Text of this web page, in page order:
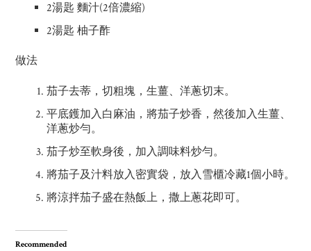
2湯匙 麵汁(2倍濃縮)
2湯匙 柚子酢
做法
茄子去蒂，切粗塊，生薑、洋蔥切末。
平底鑊加入白麻油，將茄子炒香，然後加入生薑、
洋蔥炒勻。
茄子炒至軟身後，加入調味料炒勻。
將茄子及汁料放入密實袋，放入雪櫃冷藏1個小時。
將涼拌茄子盛在熱飯上，撒上蔥花即可。
Recommended